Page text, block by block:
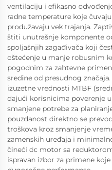
ventilaciju i efikasno
radne temperature koje
produžavaju vek trajanja.
štiti unutrašnje komponente
spoljašnjih zagađivača koji
oštećenje u manje robusnim
pogodnim za zahtevne
sredine od presudnog
izuzetne vrednosti MTBF
dajući korisnicima poverenje
smanjene potrebe za
pouzdanost direktno se
troškova kroz smanjenje
zamenskih uređaja i
čineći dc motor sa
ispravan izbor za primene